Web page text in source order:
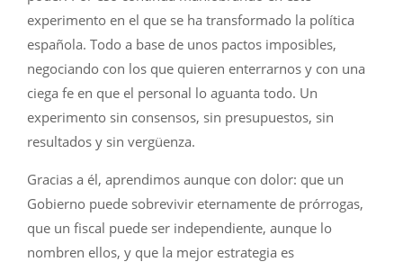
experimento en el que se ha transformado la política
española. Todo a base de unos pactos imposibles,
negociando con los que quieren enterrarnos y con una
ciega fe en que el personal lo aguanta todo. Un
experimento sin consensos, sin presupuestos, sin
resultados y sin vergüenza.
Gracias a él, aprendimos aunque con dolor: que un
Gobierno puede sobrevivir eternamente de prórrogas,
que un fiscal puede ser independiente, aunque lo
nombren ellos, y que la mejor estrategia es